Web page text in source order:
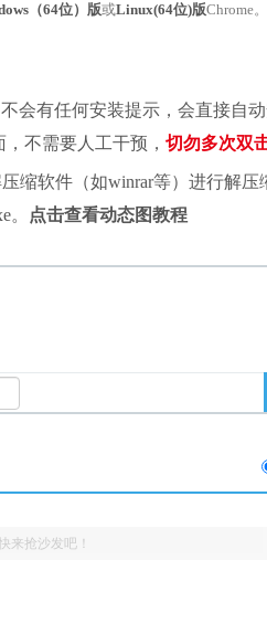
（64位）版或Linux(64位)版Chrome。
会有任何安装提示，会直接自
不需要人工干预， 切勿多次双
缩软件（如winrar等）进行解压
点击查看动态图教程
来抢沙发吧！